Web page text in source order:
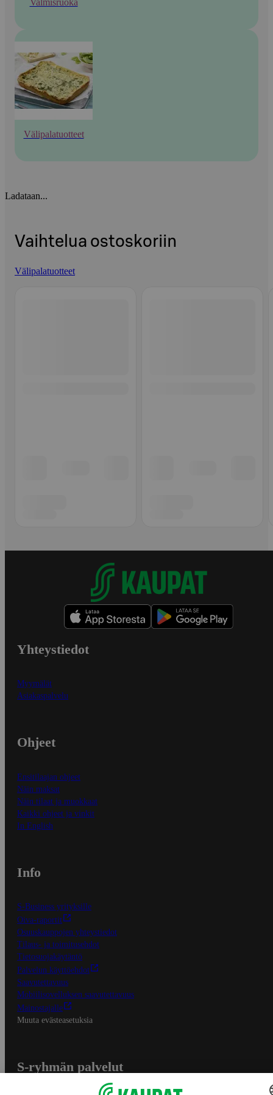
Välipalatuotteet
Ladataan...
Vaihtelua ostoskoriin
Välipalatuotteet
Yhteystiedot
Myymälät
Asiakaspalvelu
Ohjeet
Ensitilaajan ohjeet
Näin maksat
Näin tilaat ja muokkaat
Kaikki ohjeet ja vinkit
In English
Info
S-Business yrityksille
Oiva-raportit
Osuuskauppojen yhteystiedot
Tilaus- ja toimitusehdot
Tietosuojakäytäntö
Palvelun käyttöehdot
Saavutettavuus
Mobiilisovelluksen saavutettavuus
Mainostajalle
Muuta evästeasetuksia
S-ryhmän palvelut